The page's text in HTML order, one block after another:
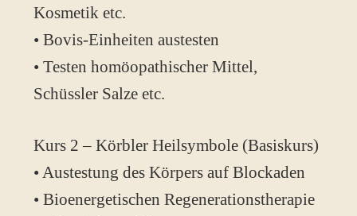
Kosmetik etc.
• Bovis-Einheiten austesten
• Testen homöopathischer Mittel,
Schüssler Salze etc.
Kurs 2 – Körbler Heilsymbole (Basiskurs)
• Austestung des Körpers auf Blockaden
• Bioenergetischen Regenerationstherapie